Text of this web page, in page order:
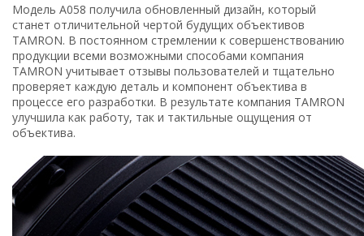
Модель A058 получила обновленный дизайн, который
станет отличительной чертой будущих объективов
TAMRON. В постоянном стремлении к совершенствованию
продукции всеми возможными способами компания
TAMRON учитывает отзывы пользователей и тщательно
проверяет каждую деталь и компонент объектива в
процессе его разработки. В результате компания TAMRON
улучшила как работу, так и тактильные ощущения от
объектива.